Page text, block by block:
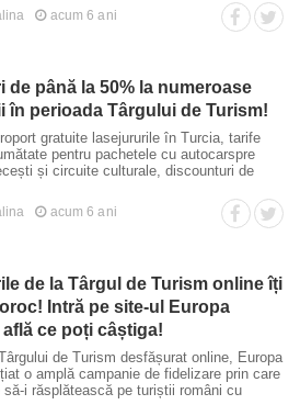
acum 6 ani
de până la 50% la numeroase
în perioada Târgului de Turism!
gratuite lasejururile în Turcia, tarife
pentru pachetele cu autocarspre
și circuite culturale, discounturi de
acum 6 ani
de la Târgul de Turism online îți
Intră pe site-ul Europa
află ce poți câștiga!
de Turism desfășurat online, Europa
o amplă campanie de fidelizare prin care
să-i răsplătească pe turiștii români cu